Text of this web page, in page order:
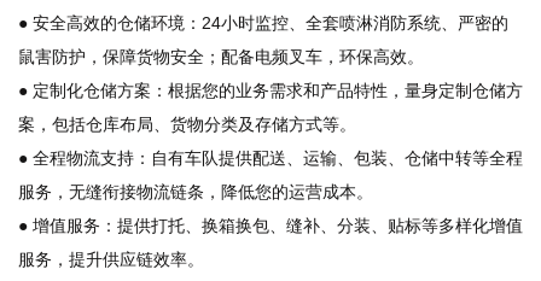
● 安全高效的仓储环境：24小时监控、全套喷淋消防系统、严密的
鼠害防护，保障货物安全；配备电频叉车，环保高效。
● 定制化仓储方案：根据您的业务需求和产品特性，量身定制仓储方
案，包括仓库布局、货物分类及存储方式等。
● 全程物流支持：自有车队提供配送、运输、包装、仓储中转等全程
服务，无缝衔接物流链条，降低您的运营成本。
● 增值服务：提供打托、换箱换包、缝补、分装、贴标等多样化增值
服务，提升供应链效率。